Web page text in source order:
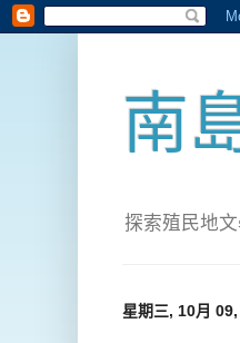
南
探索殖民地
星期三, 10月